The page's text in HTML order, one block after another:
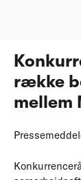
række
mellem